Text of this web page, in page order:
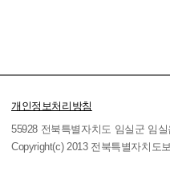
개인정보처리방침
55928 전북특별자치도 임실군 임
Copyright(c) 2013 전북특별자치도